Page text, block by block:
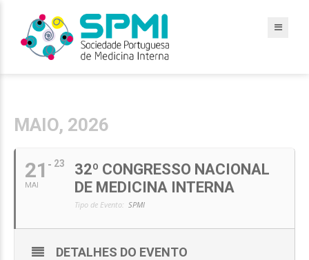
MAIO, 2026
21
MAI
23
32º CONGRESSO NACIONAL
DE MEDICINA INTERNA
Tipo de Evento: SPMI
DETALHES DO EVENTO